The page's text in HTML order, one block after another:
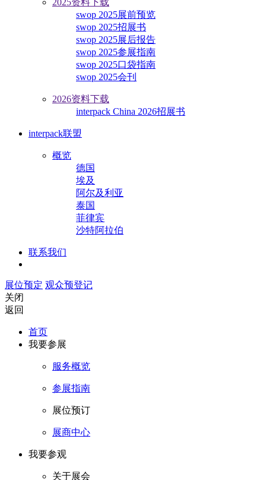
2025资料下载
swop 2025展前预览
swop 2025招展书
swop 2025展后报告
swop 2025参展指南
swop 2025口袋指南
swop 2025会刊
2026资料下载
interpack China 2026招展书
interpack联盟
概览
德国
埃及
阿尔及利亚
泰国
菲律宾
沙特阿拉伯
联系我们
展位预定 观众预登记
关闭
返回
首页
我要参展
服务概览
参展指南
展位预订
展商中心
我要参观
关于展会